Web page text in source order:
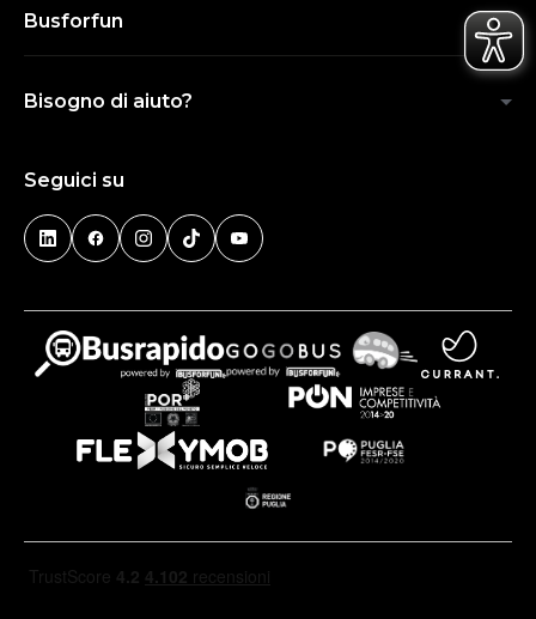
Busforfun
Bisogno di aiuto?
Seguici su